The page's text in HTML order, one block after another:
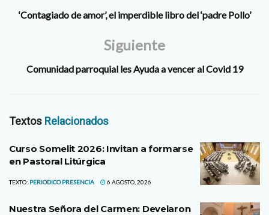
‘Contagiado de amor’, el imperdible libro del ‘padre Pollo’
Siguiente
Comunidad parroquial les Ayuda a vencer al Covid 19
Textos Relacionados
Curso Somelit 2026: Invitan a formarse
en Pastoral Litúrgica
TEXTO: PERIODICO PRESENCIA 6 AGOSTO, 2026
Nuestra Señora del Carmen: Develaron